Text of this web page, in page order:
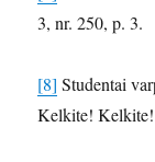
3, nr. 250, p. 3.
[8] Studentai
Kelkite!